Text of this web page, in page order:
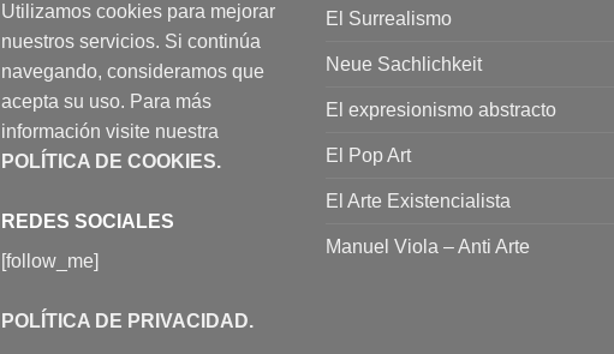
Utilizamos cookies para mejorar
nuestros servicios. Si continúa
navegando, consideramos que
acepta su uso. Para más
información visite nuestra
POLÍTICA DE COOKIES.
REDES SOCIALES
[follow_me]
POLÍTICA DE PRIVACIDAD.
El Surrealismo
Neue Sachlichkeit
El expresionismo abstracto
El Pop Art
El Arte Existencialista
Manuel Viola – Anti Arte